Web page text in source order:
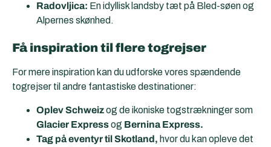
Radovljica: En idyllisk landsby tæt på Bled-søen og
Alpernes skønhed.
Få inspiration til flere togrejser
For mere inspiration kan du udforske vores spændende
togrejser til andre fantastiske destinationer:
Oplev Schweizog de ikoniske togstrækninger som
Glacier Expressog Bernina Express.
Tag på eventyr til Skotland, hvor du kan opleve det